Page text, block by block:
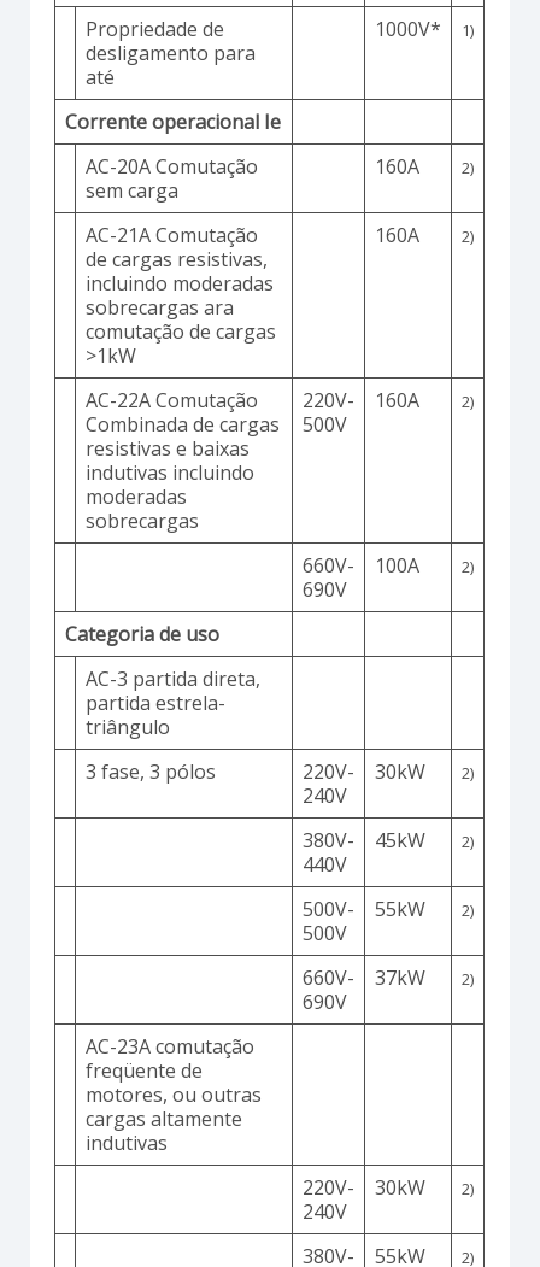
Propriedade de
desligamento para
até
1000V* 1)
Corrente operacional Ie
AC-20A Comutação
sem carga
160A 2)
AC-21A Comutação
de cargas resistivas,
incluindo moderadas
sobrecargas ara
comutação de cargas
>1kW
160A 2)
AC-22A Comutação
Combinada de cargas
resistivas e baixas
indutivas incluindo
moderadas
sobrecargas
220V-
500V
160A 2)
660V-
690V
100A 2)
Categoria de uso
AC-3 partida direta,
partida estrela-
triângulo
3 fase, 3 pólos
220V-
240V
30kW 2)
380V-
440V
45kW 2)
500V-
500V
55kW 2)
660V-
690V
37kW 2)
AC-23A comutação
freqüente de
motores, ou outras
cargas altamente
indutivas
220V-
240V
30kW 2)
380V- 55kW 2)